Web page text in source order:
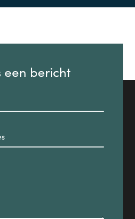
een bericht